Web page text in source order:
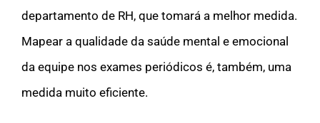
departamento de RH, que tomará a melhor medida.
Mapear a qualidade da saúde mental e emocional
da equipe nos exames periódicos é, também, uma
medida muito eficiente.